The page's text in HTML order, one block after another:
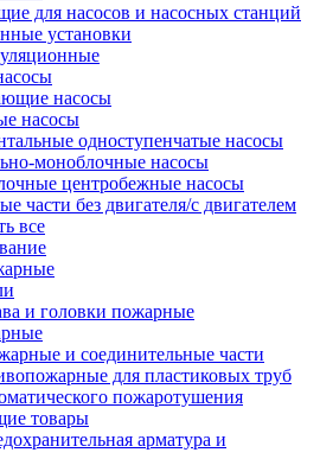
для насосов и насосных станций
установки
насосы
насосы
одноступенчатые насосы
моноблочные насосы
центробежные насосы
части без двигателя/с двигателем
все
и головки пожарные
и соединительные части
для пластиковых труб
пожаротушения
товары
арматура и